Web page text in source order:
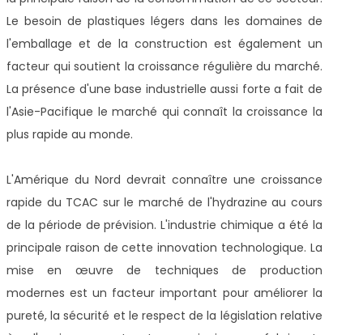
Le besoin de plastiques légers dans les domaines de
l'emballage et de la construction est également un
facteur qui soutient la croissance régulière du marché.
La présence d'une base industrielle aussi forte a fait de
l'Asie-Pacifique le marché qui connaît la croissance la
plus rapide au monde.
L'Amérique du Nord devrait connaître une croissance
rapide du TCAC sur le marché de l'hydrazine au cours
de la période de prévision. L'industrie chimique a été la
principale raison de cette innovation technologique. La
mise en œuvre de techniques de production
modernes est un facteur important pour améliorer la
pureté, la sécurité et le respect de la législation relative